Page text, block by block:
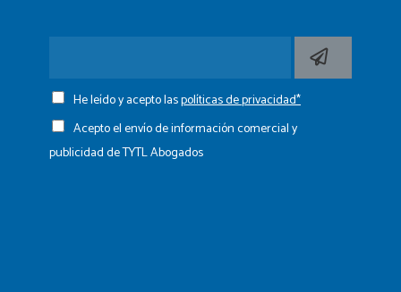
He leído y acepto laspolíticas de privacidad*
Acepto el envío de información comercial y
publicidad de TYTL Abogados